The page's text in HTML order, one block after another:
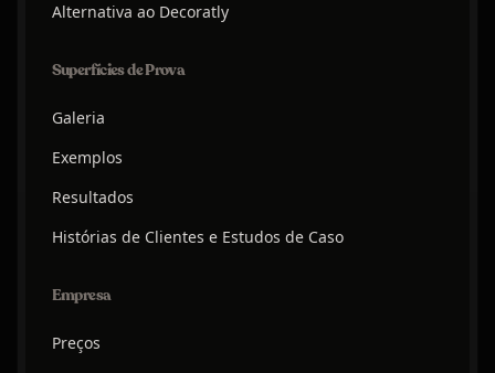
Alternativa ao Decoratly
Superfícies de Prova
Galeria
Exemplos
Resultados
Histórias de Clientes e Estudos de Caso
Empresa
Preços